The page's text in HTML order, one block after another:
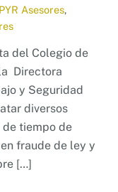
PYR Asesores,
del Colegio de
Directora
y Seguridad
diversos
de tiempo de
fraude de ley y
[…]